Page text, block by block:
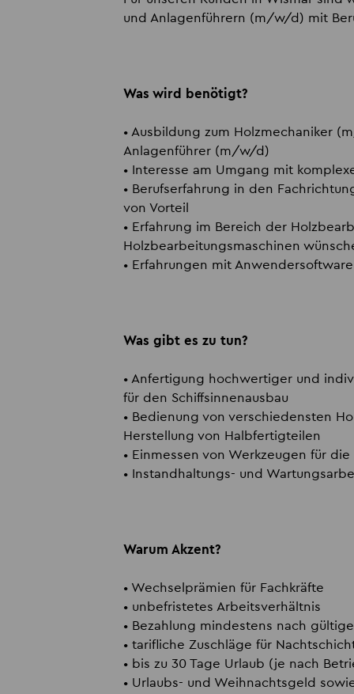
und Anlagenführern (m/w/d) mit
Was wird benötigt?
• Ausbildung zum Holzmechaniker
Anlagenführer (m/w/d)
• Interesse am Umgang mit
• Berufserfahrung in den
von Vorteil
• Erfahrung im Bereich der
Holzbearbeitungsmaschinen
• Erfahrungen mit
Was gibt es zu tun?
• Anfertigung hochwertiger und
für den Schiffsinnenausbau
• Bedienung von verschiedensten
Herstellung von Halbfertigteilen
• Einmessen von Werkzeugen für
• Instandhaltungs- und
Warum Akzent?
• Wechselprämien für Fachkräfte
• unbefristetes Arbeitsverhältnis
• Bezahlung mindestens nach
• tarifliche Zuschläge für
• bis zu 30 Tage Urlaub (je nach
• Urlaubs- und Weihnachtsgeld